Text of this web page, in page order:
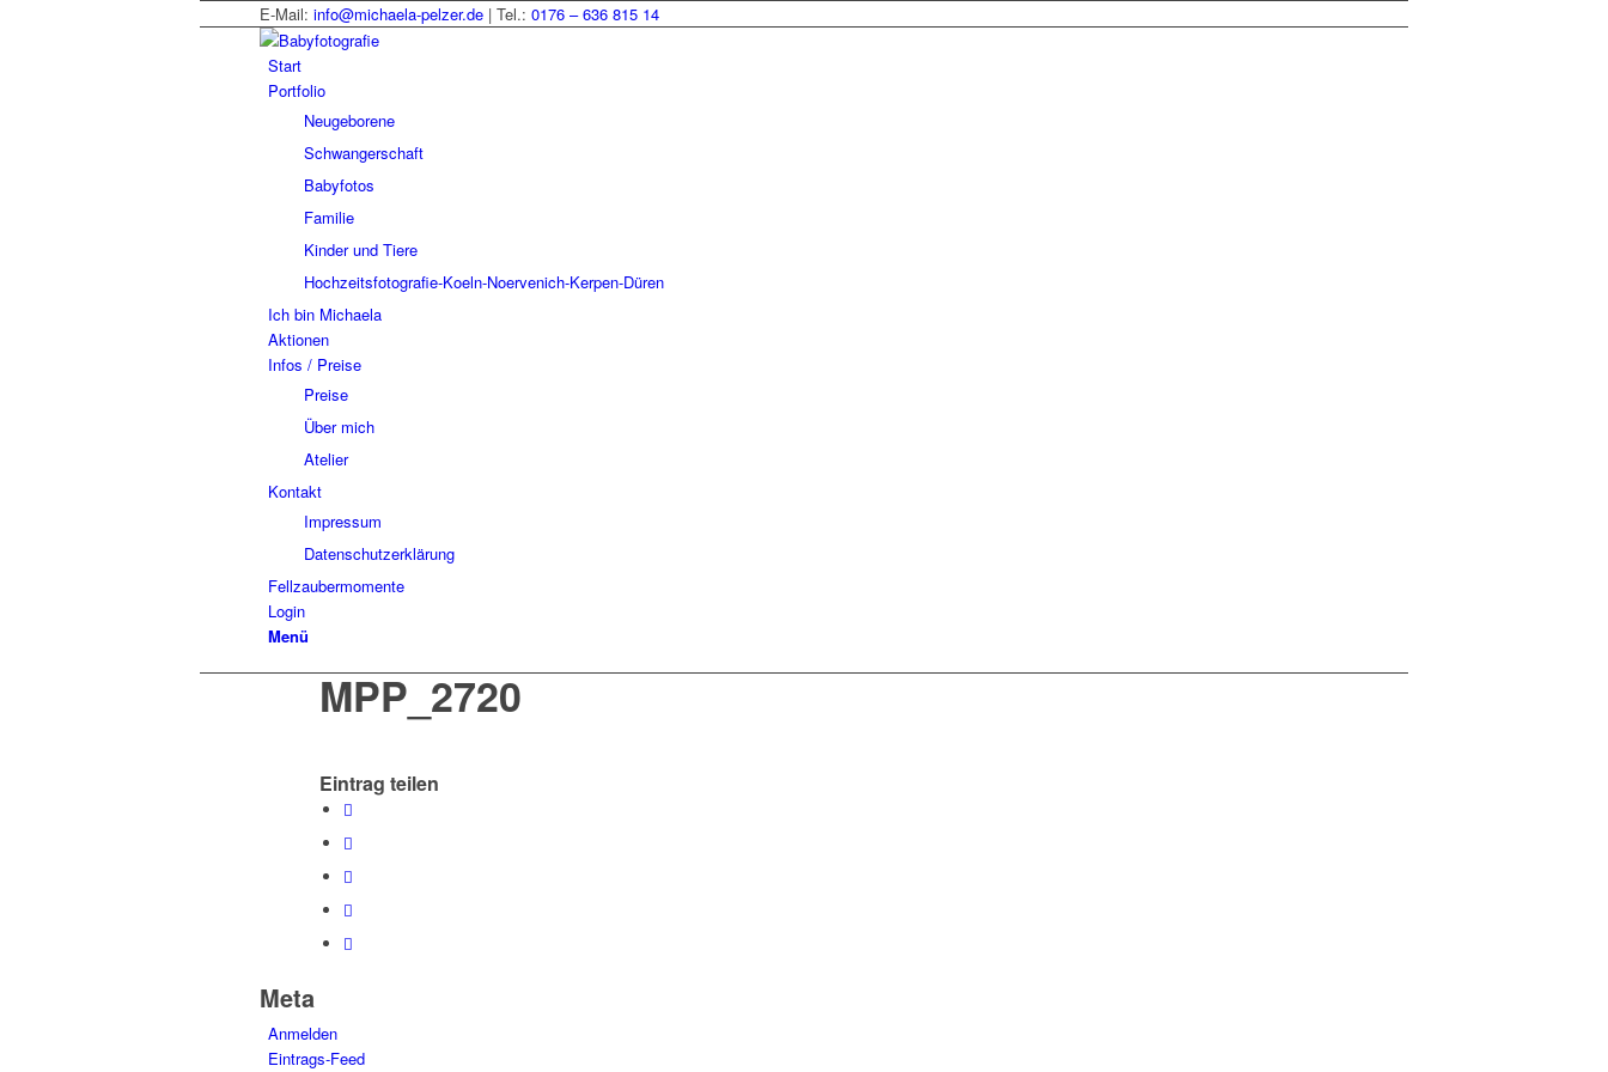
E-Mail: info@michaela-pelzer.de | Tel.: 0176 – 636 815 14
Start
Portfolio
Neugeborene
Schwangerschaft
Babyfotos
Familie
Kinder und Tiere
Hochzeitsfotografie-Koeln-Noervenich-Kerpen-Düren
Ich bin Michaela
Aktionen
Infos / Preise
Preise
Über mich
Atelier
Kontakt
Impressum
Datenschutzerklärung
Fellzaubermomente
Login
Menü
MPP_2720
Eintrag teilen
Meta
Anmelden
Eintrags-Feed